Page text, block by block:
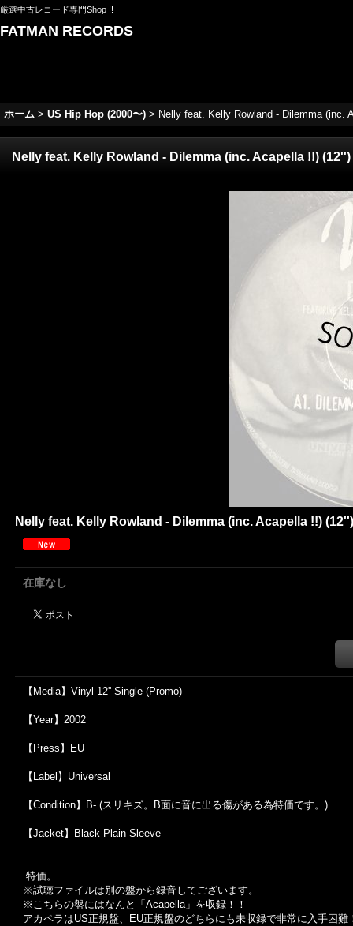
厳選中古レコード専門Shop !!
FATMAN RECORDS
ホーム > US Hip Hop (2000〜) > Nelly feat. Kelly Rowland - Dilemma (inc.
Nelly feat. Kelly Rowland - Dilemma (inc. Acapella !!)
Nelly feat. Kelly Rowland - Dilemma (inc. Acapella !!)
在庫なし
【Media】Vinyl 12'' Single (Promo)
【Year】2002
【Press】EU
【Label】Universal
【Condition】B- (スリキズ。B面に音に出る傷がある為特価です。)
【Jacket】Black Plain Sleeve
特価。
※試聴ファイルは別の盤から録音してございます。
※こちらの盤にはなんと「Acapella」を収録！！
アカペラはUS正規盤、EU正規盤のどちらにも未収録で非常に入手困難